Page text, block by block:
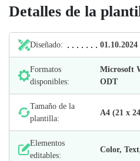
Detalles de la
Diseñado: 01.10.2024
Formatos
disponibles:
Microsoft
ODT
Tamaño de la
plantilla:
А4 (21 х
Elementos
editables:
Color,